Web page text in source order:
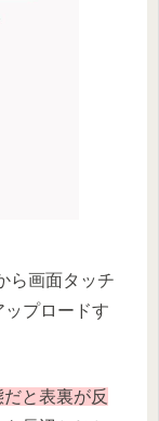
ら画面タッチ
プロードす
と表裏が反